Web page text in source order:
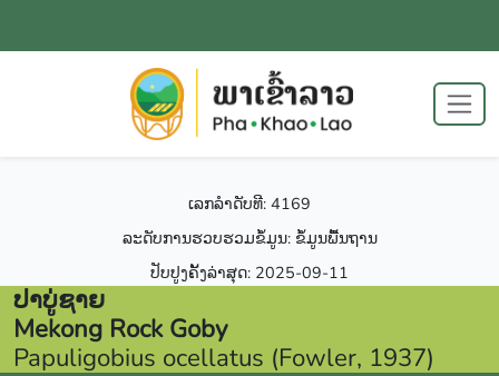
ເລກລຳດັບທີ: 4169
ລະດັບການຮວບຮວມຂໍ້ມູນ: ຂໍ້ມູນພື້ນຖານ
ປັບປູງຄັ້ງລ່າສຸດ: 2025-09-11
ປາບູ່ຊາຍ
Mekong Rock Goby
Papuligobius ocellatus (Fowler, 1937)